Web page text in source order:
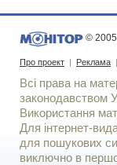
©
Про проект | Реклама |
Всі права на
законодавством
Використання
Для iнтернет-
для пошукових
виключно в